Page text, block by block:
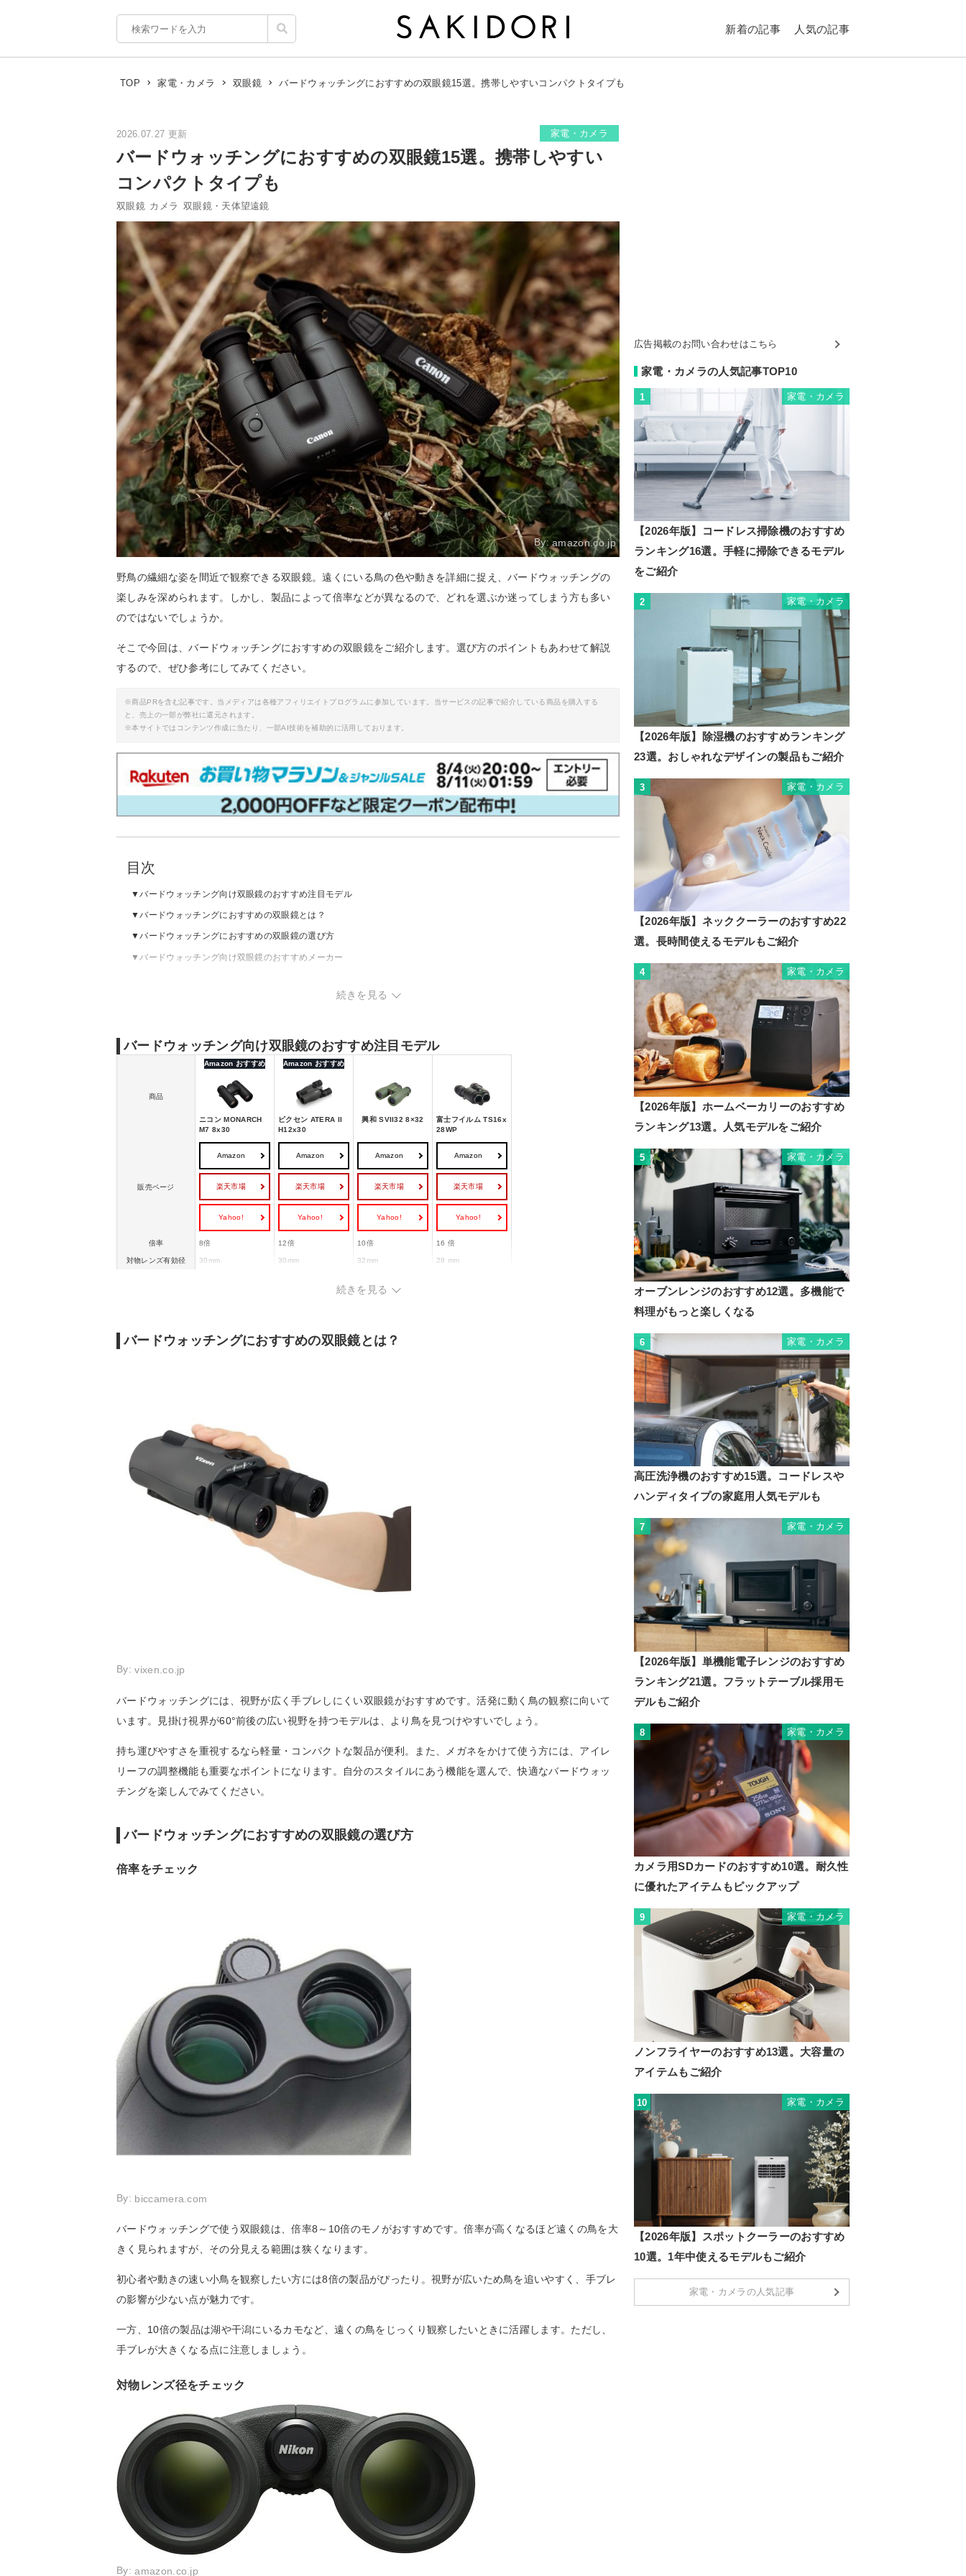
新着の記事 人気の記事
TOP 家電・カメラ 双眼鏡 バードウォッチングにおすすめの双眼鏡15選。携帯しやすいコンパクトタイプも
2026.07.27 更新 家電・カメラ
バードウォッチングにおすすめの双眼鏡15選。携帯しやすい
コンパクトタイプも
双眼鏡 カメラ 双眼鏡・天体望遠鏡
By:amazon.co.jp
野鳥の繊細な姿を間近で観察できる双眼鏡。遠くにいる鳥の色や動きを詳細に捉え、バードウォッチングの
楽しみを深められます。しかし、製品によって倍率などが異なるので、どれを選ぶか迷ってしまう方も多い
のではないでしょうか。
そこで今回は、バードウォッチングにおすすめの双眼鏡をご紹介します。選び方のポイントもあわせて解説
するので、ぜひ参考にしてみてください。
※商品PRを含む記事です。当メディアは各種アフィリエイトプログラムに参加しています。当サービスの記事で紹介している商品を購入する
と、売上の一部が弊社に還元されます。
※本サイトではコンテンツ作成に当たり、一部AI技術を補助的に活用しております。
目次
バードウォッチング向け双眼鏡のおすすめ注目モデル
バードウォッチングにおすすめの双眼鏡とは？
バードウォッチングにおすすめの双眼鏡の選び方
バードウォッチング向け双眼鏡のおすすめメーカー
バードウォッチングにおすすめの双眼鏡｜中・上級者向け
続きを見る
バードウォッチング向け双眼鏡のおすすめ注目モデル
商品
Amazon おすすめ
ニコン MONARCH
M7 8x30
Amazon おすすめ
ビクセン ATERA II
H12x30
興和 SVII32 8×32
富士フイルム TS16x
28WP
販売ページ
Amazon
楽天市場
Yahoo!
Amazon
楽天市場
Yahoo!
Amazon
楽天市場
Yahoo!
Amazon
楽天市場
Yahoo!
倍率 8倍 12倍 10倍 16 倍
対物レンズ有効径 30mm 30mm 32mm 28 mm
続きを見る
バードウォッチングにおすすめの双眼鏡とは？
By:vixen.co.jp
バードウォッチングには、視野が広く手ブレしにくい双眼鏡がおすすめです。活発に動く鳥の観察に向いて
います。見掛け視界が60°前後の広い視野を持つモデルは、より鳥を見つけやすいでしょう。
持ち運びやすさを重視するなら軽量・コンパクトな製品が便利。また、メガネをかけて使う方には、アイレ
リーフの調整機能も重要なポイントになります。自分のスタイルにあう機能を選んで、快適なバードウォッ
チングを楽しんでみてください。
バードウォッチングにおすすめの双眼鏡の選び方
倍率をチェック
By: biccamera.com
バードウォッチングで使う双眼鏡は、倍率8～10倍のモノがおすすめです。倍率が高くなるほど遠くの鳥を大
きく見られますが、その分見える範囲は狭くなります。
初心者や動きの速い小鳥を観察したい方には8倍の製品がぴったり。視野が広いため鳥を追いやすく、手ブレ
の影響が少ない点が魅力です。
一方、10倍の製品は湖や干潟にいるカモなど、遠くの鳥をじっくり観察したいときに活躍します。ただし、
手ブレが大きくなる点に注意しましょう。
対物レンズ径をチェック
By:amazon.co.jp
広告掲載のお問い合わせはこちら
家電・カメラの人気記事TOP10
1 家電・カメラ
【2026年版】コードレス掃除機のおすすめ
ランキング16選。手軽に掃除できるモデル
をご紹介
2 家電・カメラ
【2026年版】除湿機のおすすめランキング
23選。おしゃれなデザインの製品もご紹介
3 家電・カメラ
【2026年版】ネッククーラーのおすすめ22
選。長時間使えるモデルもご紹介
4 家電・カメラ
【2026年版】ホームベーカリーのおすすめ
ランキング13選。人気モデルをご紹介
5 家電・カメラ
オーブンレンジのおすすめ12選。多機能で
料理がもっと楽しくなる
6 家電・カメラ
高圧洗浄機のおすすめ15選。コードレスや
ハンディタイプの家庭用人気モデルも
7 家電・カメラ
【2026年版】単機能電子レンジのおすすめ
ランキング21選。フラットテーブル採用モ
デルもご紹介
8 家電・カメラ
カメラ用SDカードのおすすめ10選。耐久性
に優れたアイテムもピックアップ
9 家電・カメラ
ノンフライヤーのおすすめ13選。大容量の
アイテムもご紹介
10 家電・カメラ
【2026年版】スポットクーラーのおすすめ
10選。1年中使えるモデルもご紹介
家電・カメラの人気記事